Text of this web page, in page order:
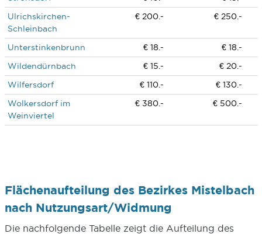
Ulrichskirchen-
Schleinbach
€ 200.- € 250.-
Unterstinkenbrunn € 18.-
€ 18.-
Wildendürnbach
€ 15.-
€ 20.-
Wilfersdorf
€ 110.-
€ 130.-
Wolkersdorf im
Weinviertel
€ 380.- € 500.-
Flächenaufteilung des Bezirkes Mistelbach
nach Nutzungsart/Widmung
Die nachfolgende Tabelle zeigt die Aufteilung des